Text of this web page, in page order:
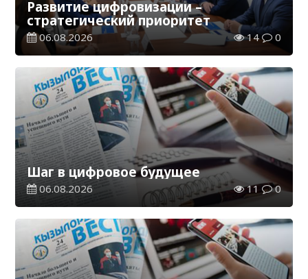
Развитие цифровизации –
стратегический приоритет
06.08.2026 14 0
Шаг в цифровое будущее
06.08.2026 11 0